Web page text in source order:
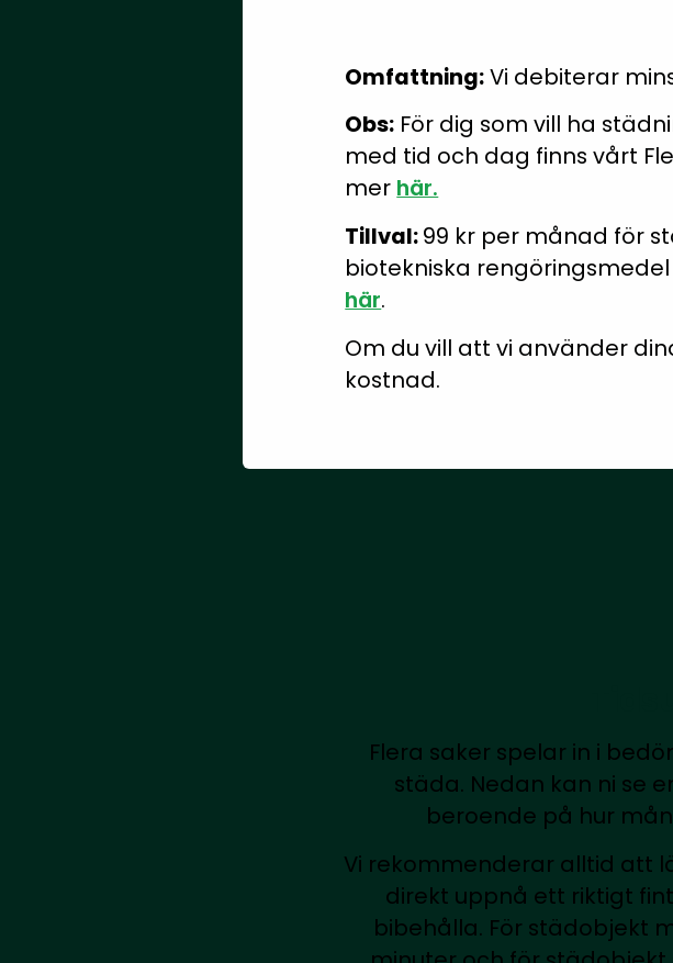
Omfattning:Vi debiterar
Obs: För dig som vill ha
med tid och dag finns vårt
mer här.
Tillval:99 kr per månad för
biotekniska rengöringsmedel
här.
Om du vill att vi använder
kostnad.
Flera saker spelar in i
städa. Nedan kan ni se
beroende på hur
Vi rekommenderar alltid att
direkt uppnå ett riktigt
bibehålla. För städobjekt